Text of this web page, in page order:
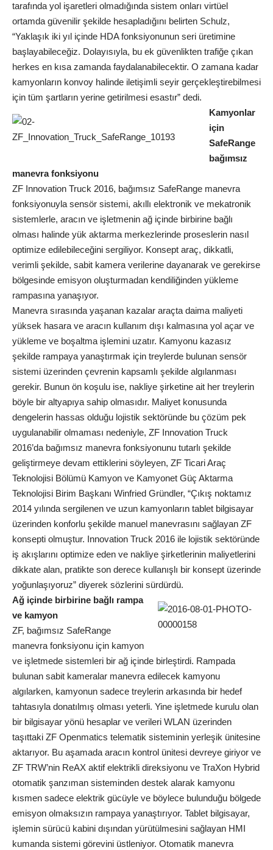
tarafında yol işaretleri olmadığında sistem onları virtüel
ortamda güvenilir şekilde hesapladığını belirten Schulz,
“Yaklaşık iki yıl içinde HDA fonksiyonunun seri üretimine
başlayabileceğiz. Dolayısıyla, bu ek güvenlikten trafiğe çıkan
herkes en kısa zamanda faydalanabilecektir. O zamana kadar
kamyonların konvoy halinde iletişimli seyir gerçekleştirebilmesi
için tüm şartların yerine getirilmesi esastır” dedi.
Kamyonlar
için
SafeRange
bağımsız
manevra fonksiyonu
ZF Innovation Truck 2016, bağımsız SafeRange manevra
fonksiyonuyla sensör sistemi, akıllı elektronik ve mekatronik
sistemlerle, aracın ve işletmenin ağ içinde birbirine bağlı
olması halinde yük aktarma merkezlerinde proseslerin nasıl
optimize edilebileceğini sergiliyor. Konsept araç, dikkatli,
verimli şekilde, sabit kamera verilerine dayanarak ve gerekirse
bölgesinde emisyon oluşturmadan kendiliğinden yükleme
rampasına yanaşıyor.
Manevra sırasında yaşanan kazalar araçta daima maliyeti
yüksek hasara ve aracın kullanım dışı kalmasına yol açar ve
yükleme ve boşaltma işlemini uzatır. Kamyonu kazasız
şekilde rampaya yanaştırmak için treylerde bulunan sensör
sistemi üzerinden çevrenin kapsamlı şekilde algılanması
gerekir. Bunun ön koşulu ise, nakliye şirketine ait her treylerin
böyle bir altyapıya sahip olmasıdır. Maliyet konusunda
dengelerin hassas olduğu lojistik sektöründe bu çözüm pek
uygulanabilir olmaması nedeniyle, ZF Innovation Truck
2016’da bağımsız manevra fonksiyonunu tutarlı şekilde
geliştirmeye devam ettiklerini söyleyen, ZF Ticari Araç
Teknolojisi Bölümü Kamyon ve Kamyonet Güç Aktarma
Teknolojisi Birim Başkanı Winfried Gründler, “Çıkış noktamız
2014 yılında sergilenen ve uzun kamyonların tablet bilgisayar
üzerinden konforlu şekilde manuel manevrasını sağlayan ZF
konsepti olmuştur. Innovation Truck 2016 ile lojistik sektöründe
iş akışlarını optimize eden ve nakliye şirketlerinin maliyetlerini
dikkate alan, pratikte son derece kullanışlı bir konsept üzerinde
yoğunlaşıyoruz” diyerek sözlerini sürdürdü.
Ağ içinde birbirine bağlı rampa
ve kamyon
ZF, bağımsız SafeRange
manevra fonksiyonu için kamyon
ve işletmede sistemleri bir ağ içinde birleştirdi. Rampada
bulunan sabit kameralar manevra edilecek kamyonu
algılarken, kamyonun sadece treylerin arkasında bir hedef
tahtasıyla donatılmış olması yeterli. Yine işletmede kurulu olan
bir bilgisayar yönü hesaplar ve verileri WLAN üzerinden
taşıttaki ZF Openmatics telematik sisteminin yerleşik ünitesine
aktarıyor. Bu aşamada aracın kontrol ünitesi devreye giriyor ve
ZF TRW’nin ReAX aktif elektrikli direksiyonu ve TraXon Hybrid
otomatik şanzıman sisteminden destek alarak kamyonu
kısmen sadece elektrik gücüyle ve böylece bulunduğu bölgede
emisyon olmaksızın rampaya yanaştırıyor. Tablet bilgisayar,
işlemin sürücü kabini dışından yürütülmesini sağlayan HMI
kumanda sistemi görevini üstleniyor. Otomatik manevra